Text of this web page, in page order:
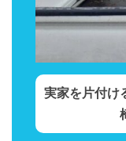
実家を片付け